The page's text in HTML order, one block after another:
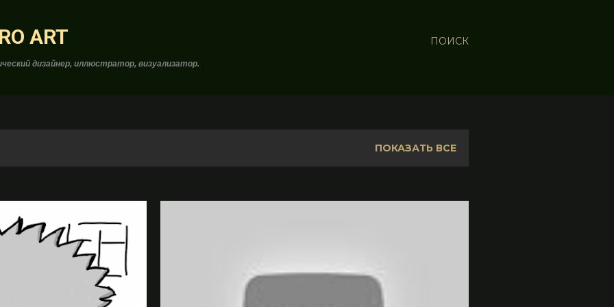
ПОИСК
ART
дизайнер, иллюстратор, визуализатор.
ПОКАЗАТЬ ВСЕ